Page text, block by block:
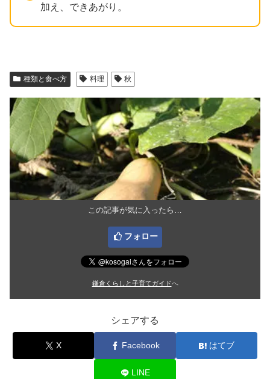
加え、できあがり。
種類と食べ方 料理 秋
この記事が気に入ったら…
フォロー
鎌倉くらしと子育てガイドへ
シェアする
X Facebook はてブ
LINE